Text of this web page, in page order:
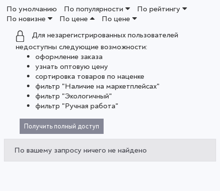
По умолчанию По популярности
По рейтингу
По новизне
По цене
По цене
Для незарегистрированных пользователей
недоступны следующие возможности:
оформление заказа
узнать оптовую цену
сортировка товаров по наценке
фильтр "Наличие на маркетплейсах"
фильтр "Экологичный"
фильтр "Ручная работа"
Получить полный доступ
По вашему запросу ничего не найдено